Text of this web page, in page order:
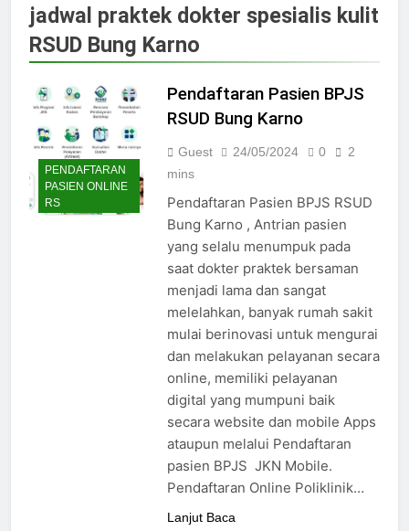
Jadwal Dokter RS PKU Solo:
Poliklinik Spesialis Terbaru
15/07/2025
Maguan Husada Wonogiri
15/07/2025
Daftar online rs sarila
husada sragen
15/07/2025
Salatiga 2025
15/07/2025
Jadwal Dokter RS Mulia
Hati Wonogiri
15/07/2025
Pendaftaran Pasien BPJS
RSUD Bung Karno
24/05/2024
Pendaftaran Pasien BPJS
RSUD Banyumas
24/05/2024
jadwal praktek dokter spesialis kulit
RSUD Bung Karno
PENDAFTARAN
PASIEN ONLINE
RS
Pendaftaran Pasien BPJS
RSUD Bung Karno
Guest 24/05/2024 0
2
mins
Pendaftaran Pasien BPJS RSUD
Bung Karno , Antrian pasien
yang selalu menumpuk pada
saat dokter praktek bersaman
menjadi lama dan sangat
melelahkan, banyak rumah sakit
mulai berinovasi untuk mengurai
dan melakukan pelayanan secara
online, memiliki pelayanan
digital yang mumpuni baik
secara website dan mobile Apps
ataupun melalui Pendaftaran
pasien BPJS JKN Mobile.
Pendaftaran Online Poliklinik…
Lanjut Baca